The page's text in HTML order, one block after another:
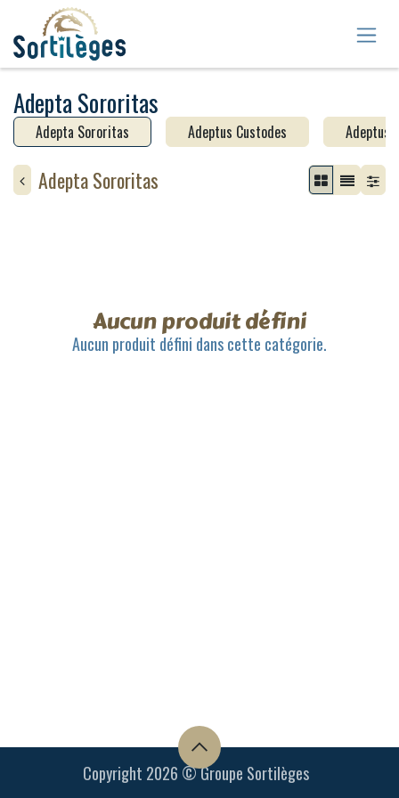
Se rendre au contenu
Adepta Sororitas
Adepta Sororitas Adeptus Custodes Adeptus
Adepta Sororitas
Aucun produit défini
Aucun produit défini dans cette catégorie.
Copyright 2026 © Groupe Sortilèges